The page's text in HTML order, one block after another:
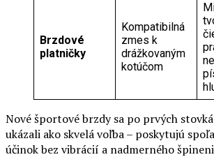
Brzdové
platničky
Kompatibilná
zmes k
drážkovaným
kotúčom
Nové športové brzdy sa po prvých
ukázali ako skvelá voľba – poskytujú
účinok bez vibrácií a nadmerného